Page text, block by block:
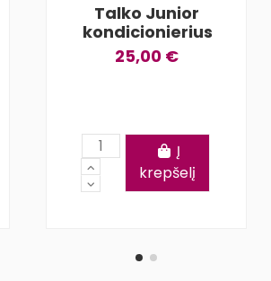
Talko Junior
kondicionierius
25,00 €
Į
krepšelį